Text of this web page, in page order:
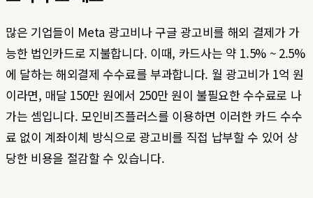
많은 기업들이 Meta 광고비나 구글 광고비를 해외 결제가 가
능한 법인카드로 지불합니다. 이때, 카드사는 약 1.5% ~ 2.5%
에 달하는 해외결제 수수료를 부과합니다. 월 광고비가 1억 원
이라면, 매달 150만 원에서 250만 원이 불필요한 수수료로 나
가는 셈입니다. 모인비즈플러스를 이용하면 이러한 카드 수수
료 없이 계좌이체 방식으로 광고비를 직접 납부할 수 있어 상
당한 비용을 절감할 수 있습니다.